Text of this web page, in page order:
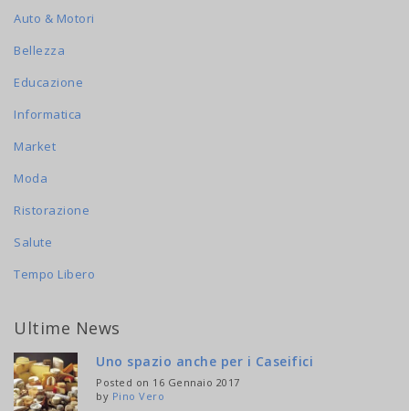
Auto & Motori
Bellezza
Educazione
Informatica
Market
Moda
Ristorazione
Salute
Tempo Libero
Ultime News
Uno spazio anche per i Caseifici
Posted on 16 Gennaio 2017
by Pino Vero